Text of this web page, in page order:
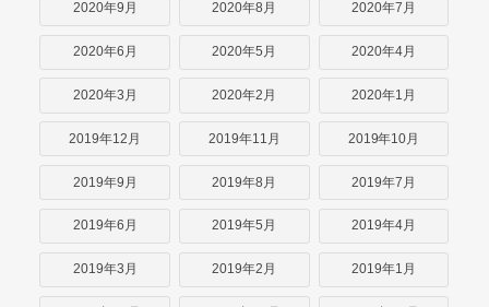
2020年9月 2020年8月 2020年7月
2020年6月 2020年5月 2020年4月
2020年3月 2020年2月 2020年1月
2019年12月 2019年11月 2019年10月
2019年9月 2019年8月 2019年7月
2019年6月 2019年5月 2019年4月
2019年3月 2019年2月 2019年1月